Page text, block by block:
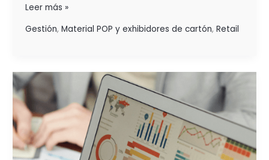
Leer más »
Gestión, Material POP y exhibidores de cartón, Retail
LOS
INDICADORES
DE
GESTIÓN
PARA
EL